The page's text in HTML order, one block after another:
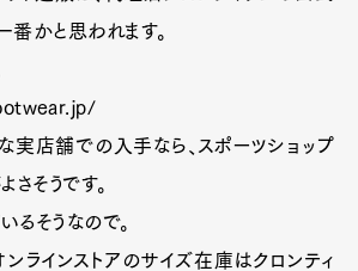
番かと思われます。
実店舗での入手なら、スポーツショップ
さそうです。
るそうなので。
ラインストアのサイズ在庫はクロンティ